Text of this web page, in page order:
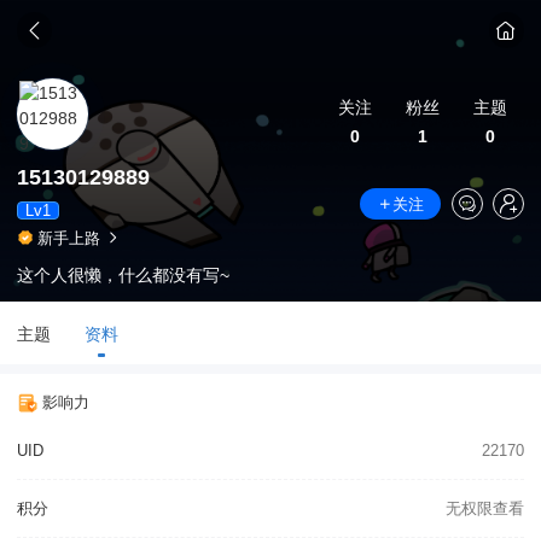
关注
0
粉丝
1
主题
0
15130129889
Lv1
关注
新手上路
这个人很懒，什么都没有写~
主题 资料
影响力
UID 22170
积分 无权限查看